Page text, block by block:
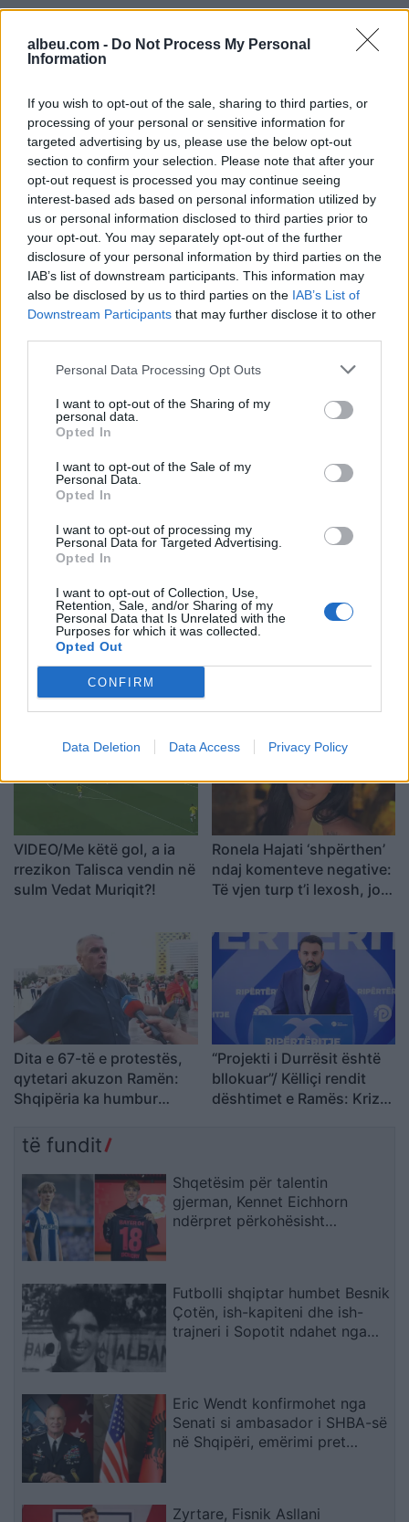
albeu.com - Do Not Process My Personal
Information
If you wish to opt-out of the sale, sharing to third parties, or
processing of your personal or sensitive information for
targeted advertising by us, please use the below opt-out
section to confirm your selection. Please note that after your
opt-out request is processed you may continue seeing
interest-based ads based on personal information utilized by
us or personal information disclosed to third parties prior to
your opt-out. You may separately opt-out of the further
disclosure of your personal information by third parties on the
IAB’s list of downstream participants. This information may
also be disclosed by us to third parties on the IAB’s List of
Downstream Participants that may further disclose it to other
Personal Data Processing Opt Outs
I want to opt-out of the Sharing of my
personal data.
Opted In
I want to opt-out of the Sale of my
Personal Data.
Opted In
I want to opt-out of processing my
Personal Data for Targeted Advertising.
Opted In
I want to opt-out of Collection, Use,
Retention, Sale, and/or Sharing of my
Personal Data that Is Unrelated with the
Purposes for which it was collected.
Opted Out
CONFIRM
Data Deletion Data Access Privacy Policy
Shtuar më18.05.2026 23:13
Tags:
Moza , Zhaku
Eric Wendt konfirmohet
SHBA-së në Shqipëri,
emërimi pret firmën e
Çota, ish-kapiten dhe ish-
Flakët përhapen me
shpejtësi në Pocest të
Dibrës, disa banesa në
rrezik
Pedagogët në shërbim të
VIDEO/Me këtë gol, a ia
rrezikon Talisca vendin në
sulm Vedat Muriqit?!
Ronela Hajati ‘shpërthen’
ndaj komenteve negative:
Të vjen turp t’i lexosh, jo
Dita e 67-të e protestës,
qytetari akuzon Ramën:
Shqipëria ka humbur
“Projekti i Durrësit është
bllokuar”/ Këlliçi rendit
dështimet e Ramës: Kriza
të fundit
Shqetësim për talentin
gjerman, Kennet Eichhorn
ndërpret përkohësisht
Futbolli shqiptar humbet Besnik
Çotën, ish-kapiteni dhe ish-
trajneri i Sopotit ndahet nga
Eric Wendt konfirmohet nga
Senati si ambasador i SHBA-së
në Shqipëri, emërimi pret
Zyrtare, Fisnik Asllani